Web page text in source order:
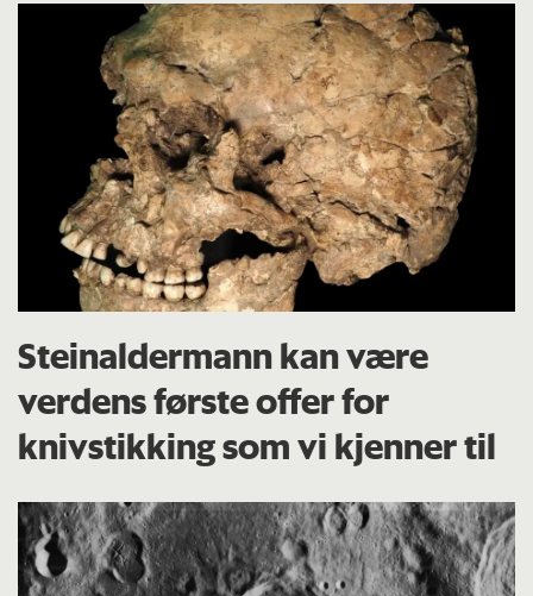
Steinaldermann kan være
verdens første offer for
knivstikking som vi kjenner til